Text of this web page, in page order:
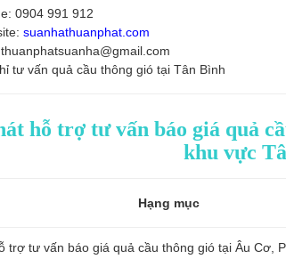
0904 991 912
suanhathuanphat.com
tư vấn quả cầu thông gió tại Tân Bình
hỗ trợ tư vấn báo giá quả
khu vực
Hạng mục
trợ tư vấn báo giá quả cầu thông gió tại Âu Cơ,